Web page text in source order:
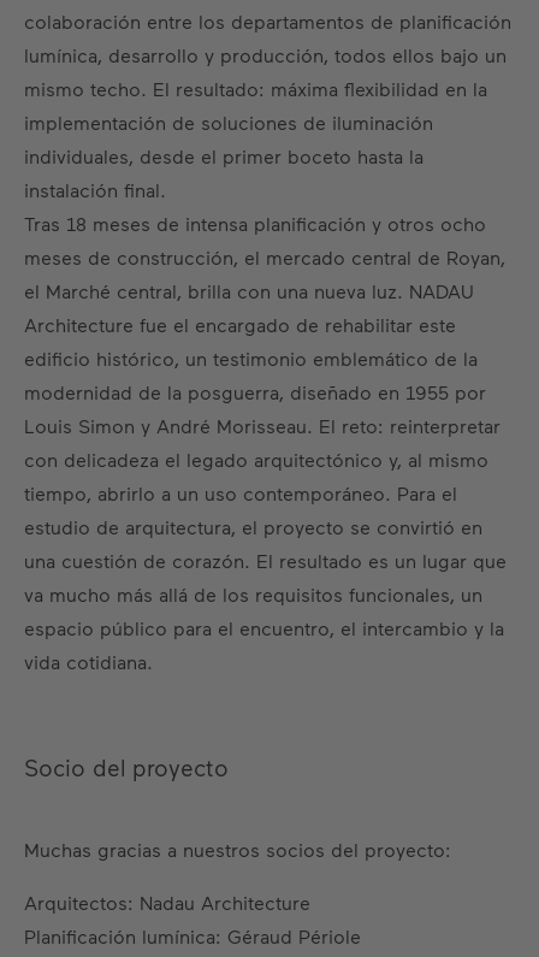
colaboración entre los departamentos de planificación
lumínica, desarrollo y producción, todos ellos bajo un
mismo techo. El resultado: máxima flexibilidad en la
implementación de soluciones de iluminación
individuales, desde el primer boceto hasta la
instalación final.
Tras 18 meses de intensa planificación y otros ocho
meses de construcción, el mercado central de Royan,
el Marché central, brilla con una nueva luz. NADAU
Architecture fue el encargado de rehabilitar este
edificio histórico, un testimonio emblemático de la
modernidad de la posguerra, diseñado en 1955 por
Louis Simon y André Morisseau. El reto: reinterpretar
con delicadeza el legado arquitectónico y, al mismo
tiempo, abrirlo a un uso contemporáneo. Para el
estudio de arquitectura, el proyecto se convirtió en
una cuestión de corazón. El resultado es un lugar que
va mucho más allá de los requisitos funcionales, un
espacio público para el encuentro, el intercambio y la
vida cotidiana.
Socio del proyecto
Muchas gracias a nuestros socios del proyecto:
Arquitectos: Nadau Architecture
Planificación lumínica: Géraud Périole